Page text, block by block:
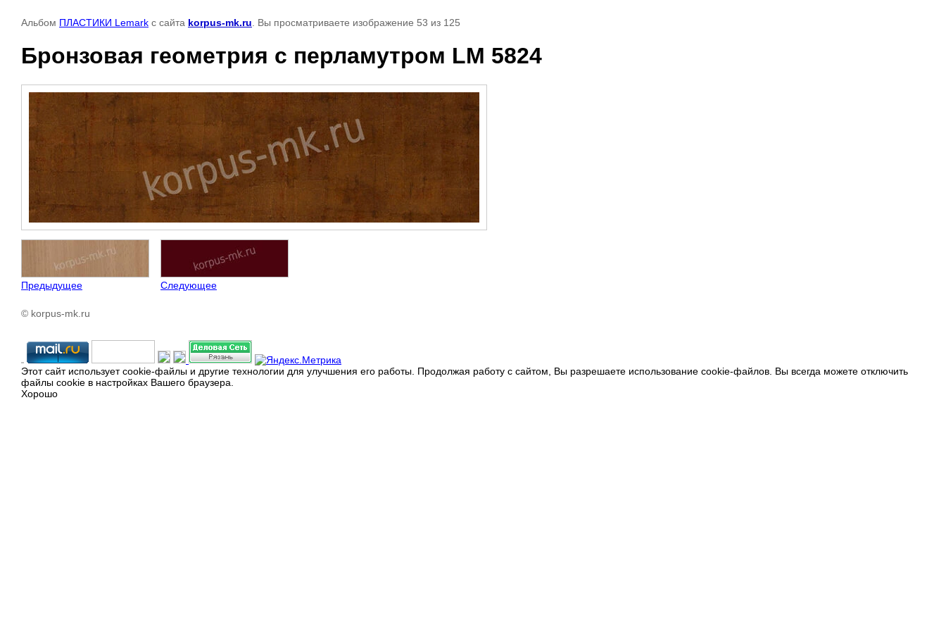
Альбом ПЛАСТИКИ Lemark с сайта korpus-mk.ru . Вы просматриваете изображение 53 из 125
Бронзовая геометрия с перламутром LM 5824
Предыдущее Следующее
© korpus-mk.ru
Этот сайт использует cookie-файлы и другие технологии для улучшения его работы. Продолжая работу с сайтом, Вы разрешаете использование cookie-файлов. Вы всегда можете отключить
файлы cookie в настройках Вашего браузера.
Хорошо